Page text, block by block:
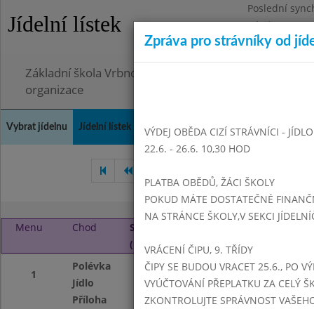
Jídelní lístek
Poslední
Pátek
Omezení
Základní škola Vrbno pod Pradědem, okres Bruntál,
organizace
Vybrat jídelnu Jídelní lístek Historie Kontakty a informace
Menu Chod
Středa 1. 10. 2025
(11:15 - 14:00)
1
Polévka
Zeleninová s
Jídlo
Vepřový plátek,
Příloha
BAR - dle
Zpráva pro strávníky od
VÝDEJ OBĚDA CIZÍ STRÁVNÍCI -
22.6. - 26.6. 10,30 HOD
PLATBA OBĚDŮ, ŽÁCI ŠKOLY
POKUD MÁTE DOSTATEČNÉ
NA STRÁNCE ŠKOLY,V SEKCI
VRÁCENÍ ČIPU, 9. TŘÍDY
ČIPY SE BUDOU VRACET 25.6., PO
VYÚČTOVÁNÍ PŘEPLATKU ZA CELÝ
ZKONTROLUJTE SPRÁVNOST